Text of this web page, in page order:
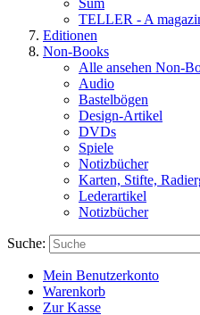
Sum
TELLER - A
Editionen
Non-Books
Alle ansehen Non-
Audio
Bastelbögen
Design-Artikel
DVDs
Spiele
Notizbücher
Karten, Stifte,
Lederartikel
Notizbücher
Suche:
Mein Benutzerkonto
Warenkorb
Zur Kasse